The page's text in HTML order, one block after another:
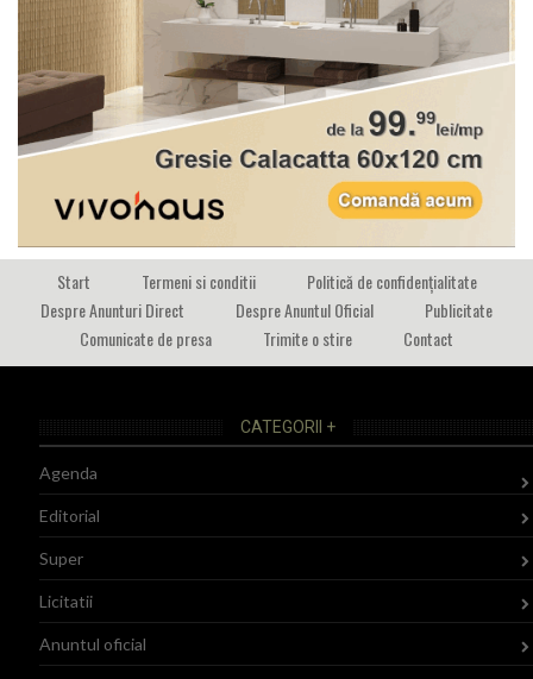
Start Termeni si conditii
Politică de confidențialitate
Despre Anunturi Direct
Despre Anuntul Oficial
Publicitate
Comunicate de presa
Trimite o stire Contact
CATEGORII +
Agenda
Editorial
Super
Licitatii
Anuntul oficial